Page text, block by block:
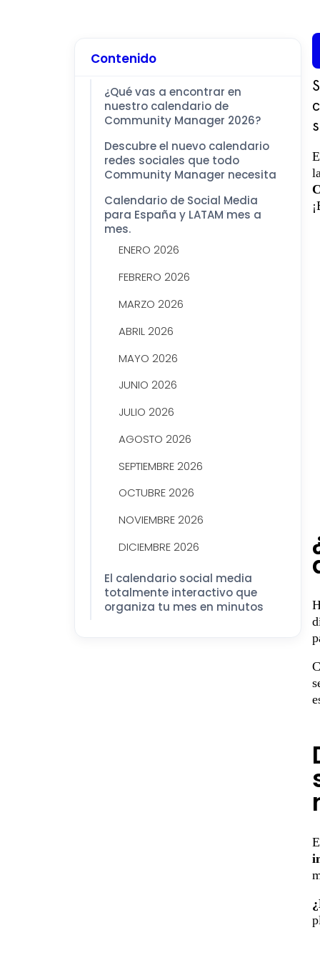
Contenido
¿Qué vas a encontrar en
nuestro calendario de
Community Manager 2026?
Descubre el nuevo calendario
redes sociales que todo
Community Manager necesita
Calendario de Social Media
para España y LATAM mes a
mes.
ENERO 2026
FEBRERO 2026
MARZO 2026
ABRIL 2026
MAYO 2026
JUNIO 2026
JULIO 2026
AGOSTO 2026
SEPTIEMBRE 2026
OCTUBRE 2026
NOVIEMBRE 2026
DICIEMBRE 2026
El calendario social media
totalmente interactivo que
organiza tu mes en minutos